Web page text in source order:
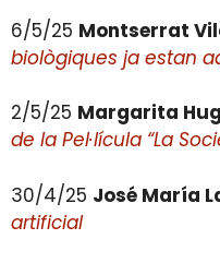
6/5/25 Montserrat
biològiques ja estan
2/5/25 Margarita
de la Pel·lícula “La
30/4/25 José María
artificial